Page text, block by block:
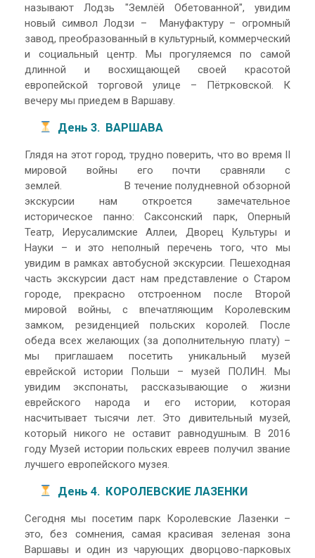
называют Лодзь "Землёй Обетованной", увидим
новый символ Лодзи – Мануфактуру – огромный
завод, преобразованный в культурный, коммерческий
и социальный центр. Мы прогуляемся по самой
длинной и восхищающей своей красотой
европейской торговой улице – Пётрковской. К
вечеру мы приедем в Варшаву.
День 3. ВАРШАВА
Глядя на этот город, трудно поверить, что во время II
мировой войны его почти сравняли с
землей. В течение полудневной обзорной
экскурсии нам откроется замечательное
историческое панно: Саксонский парк, Оперный
Театр, Иерусалимские Аллеи, Дворец Культуры и
Науки – и это неполный перечень того, что мы
увидим в рамках автобусной экскурсии. Пешеходная
часть экскурсии даст нам представление о Старом
городе, прекрасно отстроенном после Второй
мировой войны, с впечатляющим Королевским
замком, резиденцией польских королей. После
обеда всех желающих (за дополнительную плату) –
мы приглашаем посетить уникальный музей
еврейской истории Польши – музей ПОЛИН. Мы
увидим экспонаты, рассказывающие о жизни
еврейского народа и его истории, которая
насчитывает тысячи лет. Это дивительный музей,
который никого не оставит равнодушным. В 2016
году Музей истории польских евреев получил звание
лучшего европейского музея.
День 4. КОРОЛЕВСКИЕ ЛАЗЕНКИ
Сегодня мы посетим парк Королевские Лазенки –
это, без сомнения, самая красивая зеленая зона
Варшавы и один из чарующих дворцово-парковых